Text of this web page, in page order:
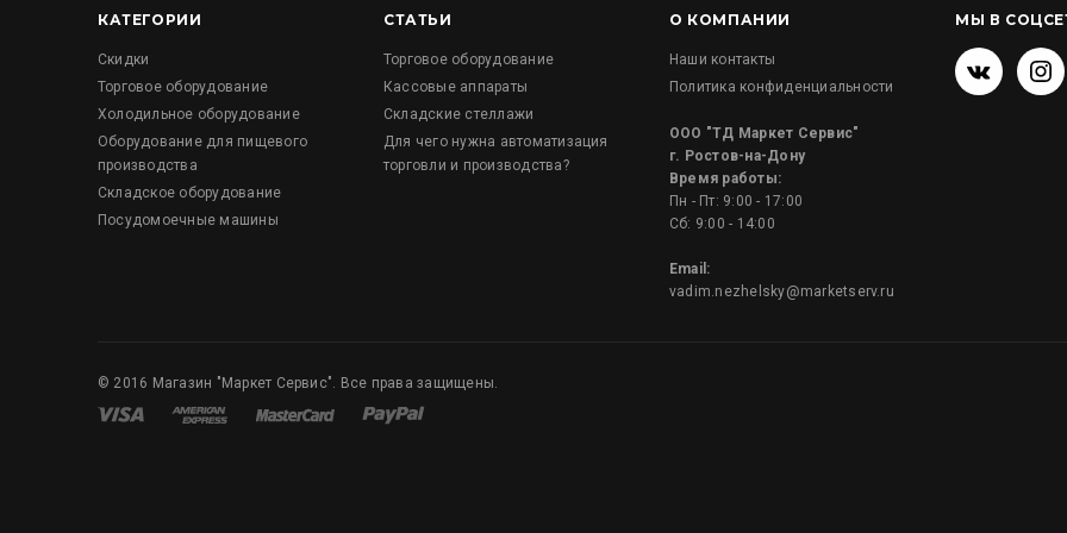
КАТЕГОРИИ
Скидки
Торговое оборудование
Холодильное оборудование
Оборудование для пищевого
производства
Складское оборудование
Посудомоечные машины
СТАТЬИ
Торговое оборудование
Кассовые аппараты
Складские стеллажи
Для чего нужна автоматизация
торговли и производства?
О КОМПАНИИ
Наши контакты
Политика конфиденциальности
ООО "ТД Маркет Сервис"
г. Ростов-на-Дону
Время работы:
Пн - Пт: 9:00 - 17:00
Сб: 9:00 - 14:00
Email:
vadim.nezhelsky@marketserv.ru
МЫ В
© 2016 Магазин "Маркет Сервис". Все права защищены.